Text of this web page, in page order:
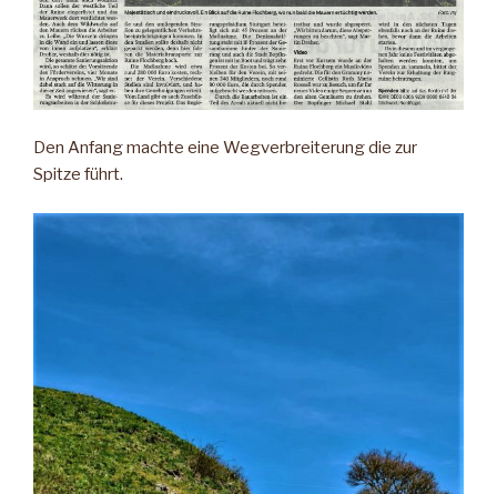
Den Anfang machte eine Wegverbreiterung die zur
Spitze führt.